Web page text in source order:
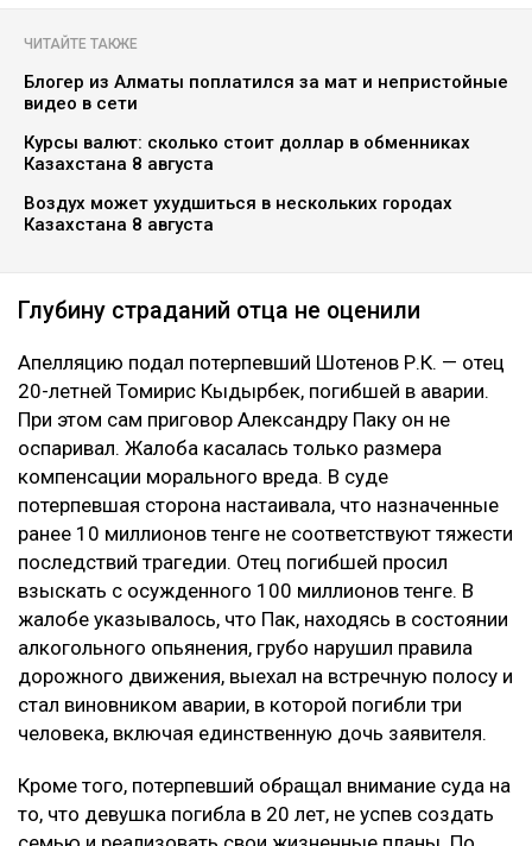
Коллаж Ulysmedia.kz
Апелляционный суд Алматы рассмотрел спор о
размере компенсации морального вреда по делу о
смертельном ДТП на проспекте аль-Фараби. Отец
одной из погибших в аварии девушек просил
Блогер из Алматы поплатился за мат и непристойные
видео в сети
Курсы валют: сколько стоит доллар в обменниках
Казахстана 8 августа
Воздух может ухудшиться в нескольких городах
Казахстана 8 августа
Глубину страданий отца не оценили
Апелляцию подал потерпевший Шотенов Р.К. — отец
20-летней Томирис Кыдырбек, погибшей в аварии.
При этом сам приговор Александру Паку он не
оспаривал. Жалоба касалась только размера
компенсации морального вреда. В суде
потерпевшая сторона настаивала, что назначенные
ранее 10 миллионов тенге не соответствуют тяжести